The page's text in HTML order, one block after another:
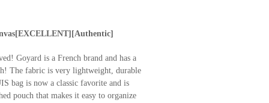
Goyard is a French brand and has a
The fabric is very lightweight, durable
bag is now a classic favorite and is
pouch that makes it easy to organize